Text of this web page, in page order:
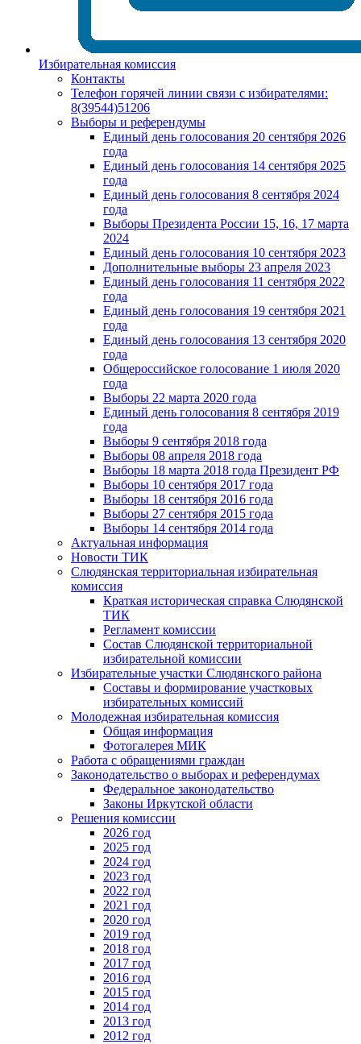
Избирательная комиссия
Контакты
Телефон горячей линии связи с избирателями:
8(39544)51206
Выборы и референдумы
Единый день голосования 20 сентября 2026
года
Единый день голосования 14 сентября 2025
года
Единый день голосования 8 сентября 2024
года
Выборы Президента России 15, 16, 17 марта
2024
Единый день голосования 10 сентября 2023
Дополнительные выборы 23 апреля 2023
Единый день голосования 11 сентября 2022
года
Единый день голосования 19 сентября 2021
года
Единый день голосования 13 сентября 2020
года
Общероссийское голосование 1 июля 2020
года
Выборы 22 марта 2020 года
Единый день голосования 8 сентября 2019
года
Выборы 9 сентября 2018 года
Выборы 08 апреля 2018 года
Выборы 18 марта 2018 года Президент РФ
Выборы 10 сентября 2017 года
Выборы 18 сентября 2016 года
Выборы 27 сентября 2015 года
Выборы 14 сентября 2014 года
Актуальная информация
Новости ТИК
Слюдянская территориальная избирательная
комиссия
Краткая историческая справка Слюдянской
ТИК
Регламент комиссии
Состав Слюдянской территориальной
избирательной комиссии
Избирательные участки Слюдянского района
Составы и формирование участковых
избирательных комиссий
Молодежная избирательная комиссия
Общая информация
Фотогалерея МИК
Работа с обращениями граждан
Законодательство о выборах и референдумах
Федеральное законодательство
Законы Иркутской области
Решения комиссии
2026 год
2025 год
2024 год
2023 год
2022 год
2021 год
2020 год
2019 год
2018 год
2017 год
2016 год
2015 год
2014 год
2013 год
2012 год